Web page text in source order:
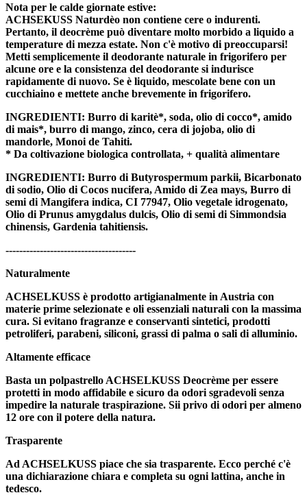
Nota per le calde giornate estive:
ACHSEKUSS Naturdèo non contiene cere o indurenti.
Pertanto, il deocrème può diventare molto morbido a liquido a
temperature di mezza estate. Non c'è motivo di preoccuparsi!
Metti semplicemente il deodorante naturale in frigorifero per
alcune ore e la consistenza del deodorante si indurisce
rapidamente di nuovo. Se è liquido, mescolate bene con un
cucchiaino e mettete anche brevemente in frigorifero.
INGREDIENTI: Burro di karitè*, soda, olio di cocco*, amido
di mais*, burro di mango, zinco, cera di jojoba, olio di
mandorle, Monoi de Tahiti.
* Da coltivazione biologica controllata, + qualità alimentare
INGREDIENTI: Burro di Butyrospermum parkii, Bicarbonato
di sodio, Olio di Cocos nucifera, Amido di Zea mays, Burro di
semi di Mangifera indica, CI 77947, Olio vegetale idrogenato,
Olio di Prunus amygdalus dulcis, Olio di semi di Simmondsia
chinensis, Gardenia tahitiensis.
--------------------------------------
Naturalmente
ACHSELKUSS è prodotto artigianalmente in Austria con
materie prime selezionate e oli essenziali naturali con la massima
cura. Si evitano fragranze e conservanti sintetici, prodotti
petroliferi, parabeni, siliconi, grassi di palma o sali di alluminio.
Altamente efficace
Basta un polpastrello ACHSELKUSS Deocrème per essere
protetti in modo affidabile e sicuro da odori sgradevoli senza
impedire la naturale traspirazione. Sii privo di odori per almeno
12 ore con il potere della natura.
Trasparente
Ad ACHSELKUSS piace che sia trasparente. Ecco perché c'è
una dichiarazione chiara e completa su ogni lattina, anche in
tedesco.